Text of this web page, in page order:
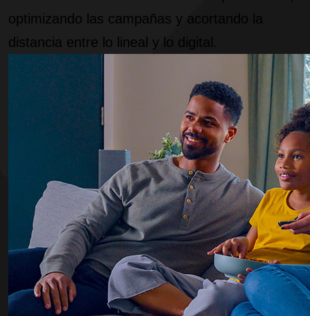
optimizando las campañas y acortando la
distancia entre lo lineal y lo digital.